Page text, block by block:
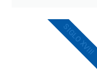
SIGLO XVIII